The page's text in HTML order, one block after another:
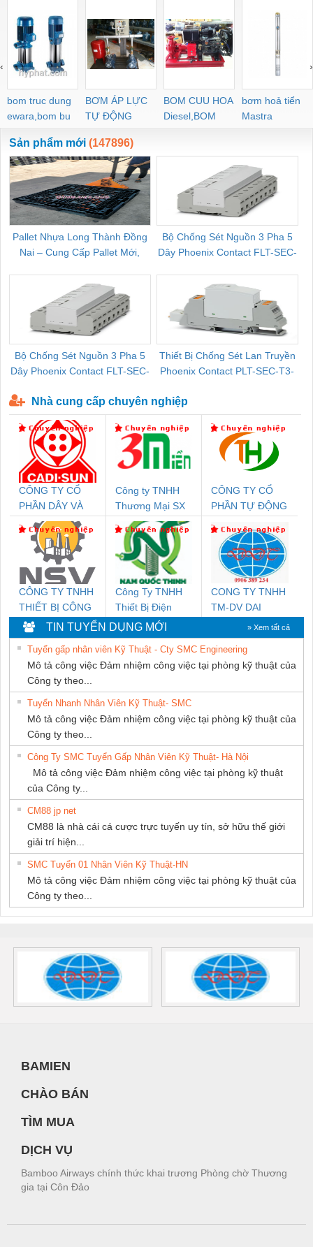
bom truc dung
ewara,bom bu
ewara
BƠM ÁP LỰC
TỰ ĐỘNG
BOM CUU HOA
Diesel,BOM
CHUA CHAY
bơm hoả tiển
Mastra
‹ ›
Sản phẩm mới (147896)
Pallet Nhựa Long Thành Đồng
Nai – Cung Cấp Pallet Mới,
Bộ Chống Sét Nguồn 3 Pha 5
Dây Phoenix Contact FLT-SEC-
Bộ Chống Sét Nguồn 3 Pha 5
Dây Phoenix Contact FLT-SEC-
Thiết Bị Chống Sét Lan Truyền
Phoenix Contact PLT-SEC-T3-
Nhà cung cấp chuyên nghiệp
CÔNG TY CỔ
PHẦN DÂY VÀ
CÁP ĐIỆN
THƯỢNG ĐÌNH
Công ty TNHH
Thương Mại SX
Ba Miền
CÔNG TY CỔ
PHẦN TỰ ĐỘNG
CÔNG TY TNHH
THIẾT BỊ CÔNG
NGHIỆP NIHON
SETSUBI VIỆT
NAM
Công Ty TNHH
Thiết Bị Điện
Nam Quốc Thịnh
CONG TY TNHH
TM-DV DAI
DONG THANH
TIN TUYỂN DỤNG MỚI » Xem tất cả
Tuyển gấp nhân viên Kỹ Thuật - Cty SMC Engineering
Mô tả công việc Đảm nhiệm công việc tại phòng kỹ thuật của
Công ty theo...
Tuyển Nhanh Nhân Viên Kỹ Thuật- SMC
Mô tả công việc Đảm nhiệm công việc tại phòng kỹ thuật của
Công ty theo...
Công Ty SMC Tuyển Gấp Nhân Viên Kỹ Thuật- Hà Nội
Mô tả công việc Đảm nhiệm công việc tại phòng kỹ thuật
của Công ty...
CM88 jp net
CM88 là nhà cái cá cược trực tuyến uy tín, sở hữu thế giới
giải trí hiện...
SMC Tuyển 01 Nhân Viên Kỹ Thuật-HN
Mô tả công việc Đảm nhiệm công việc tại phòng kỹ thuật của
Công ty theo...
BAMIEN
CHÀO BÁN
TÌM MUA
DỊCH VỤ
Bamboo Airways chính thức khai trương Phòng chờ Thương
gia tại Côn Đảo